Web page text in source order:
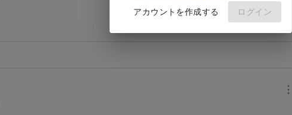
アカウントを作成する ログイン